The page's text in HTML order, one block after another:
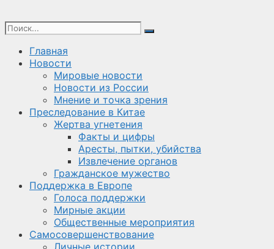
Главная
Новости
Мировые новости
Новости из России
Мнение и точка зрения
Преследование в Китае
Жертва угнетения
Факты и цифры
Аресты, пытки, убийства
Извлечение органов
Гражданское мужество
Поддержка в Европе
Голоса поддержки
Мирные акции
Общественные мероприятия
Самосовершенствование
Личные истории